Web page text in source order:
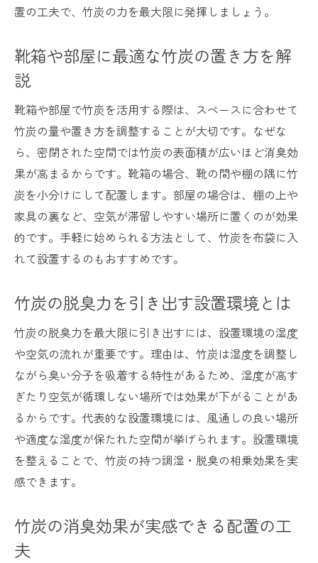
置の工夫で、竹炭の力を最大限に発揮しましょう。
靴箱や部屋に最適な竹炭の置き方を解
説
靴箱や部屋で竹炭を活用する際は、スペースに合わせて
竹炭の量や置き方を調整することが大切です。なぜな
ら、密閉された空間では竹炭の表面積が広いほど消臭効
果が高まるからです。靴箱の場合、靴の間や棚の隅に竹
炭を小分けにして配置します。部屋の場合は、棚の上や
家具の裏など、空気が滞留しやすい場所に置くのが効果
的です。手軽に始められる方法として、竹炭を布袋に入
れて設置するのもおすすめです。
竹炭の脱臭力を引き出す設置環境とは
竹炭の脱臭力を最大限に引き出すには、設置環境の湿度
や空気の流れが重要です。理由は、竹炭は湿度を調整し
ながら臭い分子を吸着する特性があるため、湿度が高す
ぎたり空気が循環しない場所では効果が下がることがあ
るからです。代表的な設置環境には、風通しの良い場所
や適度な湿度が保たれた空間が挙げられます。設置環境
を整えることで、竹炭の持つ調湿・脱臭の相乗効果を実
感できます。
竹炭の消臭効果が実感できる配置の工
夫